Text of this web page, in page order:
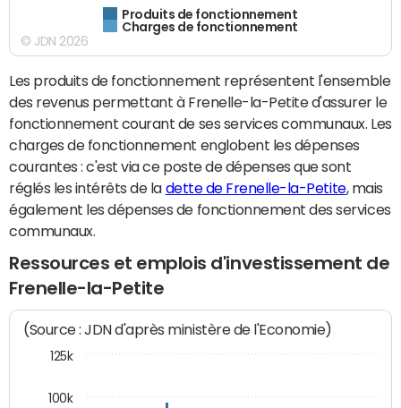
Produits de fonctionnement
Charges de fonctionnement
© JDN 2026
Les produits de fonctionnement représentent l'ensemble
des revenus permettant à Frenelle-la-Petite d'assurer le
fonctionnement courant de ses services communaux. Les
charges de fonctionnement englobent les dépenses
courantes : c'est via ce poste de dépenses que sont
réglés les intérêts de la dette de Frenelle-la-Petite, mais
également les dépenses de fonctionnement des services
communaux.
Ressources et emplois d'investissement de
Frenelle-la-Petite
(Source : JDN d'après ministère de l'Economie)
100k
125k